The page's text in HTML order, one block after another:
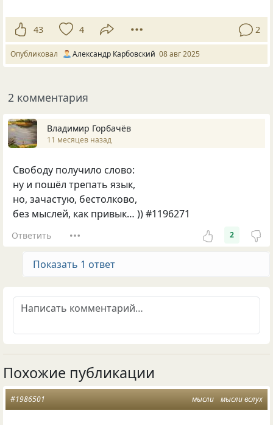
43 4 2
Опубликовал Александр Карбовский 08 авг 2025
2 комментария
Владимир Горбачёв
11 месяцев назад
Свободу получило слово:
ну и пошёл трепать язык,
но, зачастую, бестолково,
без мыслей, как привык… )) #1196271
Ответить 2
Показать 1 ответ
Похожие публикации
мысли мысли вслух
#1986501